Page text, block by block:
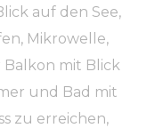
auf den See,
Mikrowelle,
Balkon mit Blick
und Bad mit
zu erreichen,